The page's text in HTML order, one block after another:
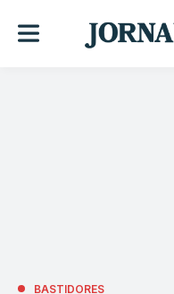
BASTIDORES